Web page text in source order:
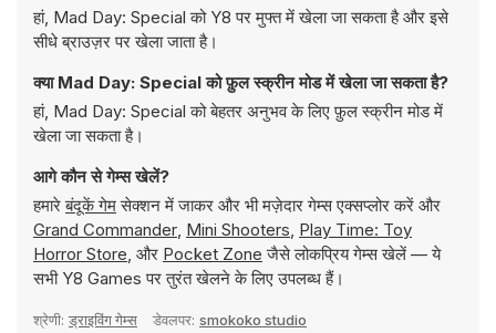
हां, Mad Day: Special को Y8 पर मुफ्त में खेला जा सकता है और इसे
सीधे ब्राउज़र पर खेला जाता है।
क्या Mad Day: Special को फ़ुल स्क्रीन मोड में खेला जा सकता है?
हां, Mad Day: Special को बेहतर अनुभव के लिए फ़ुल स्क्रीन मोड में
खेला जा सकता है।
आगे कौन से गेम्स खेलें?
हमारेबंदूकें गेमसेक्शन में जाकर और भी मज़ेदार गेम्स एक्सप्लोर करें और
Grand Commander, Mini Shooters, Play Time: Toy
Horror Store, और Pocket Zone जैसे लोकप्रिय गेम्स खेलें — ये
सभी Y8 Games पर तुरंत खेलने के लिए उपलब्ध हैं।
श्रेणी: ड्राइविंग गेम्स डेवलपर: smokoko studio